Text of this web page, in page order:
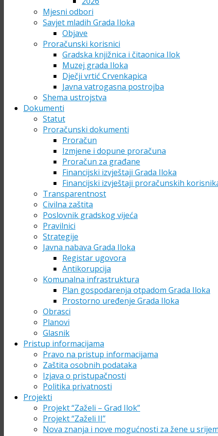
Mjesni odbori
Savjet mladih Grada Iloka
Objave
Proračunski korisnici
Gradska knjižnica i čitaonica Ilok
Muzej grada Iloka
Dječji vrtić Crvenkapica
Javna vatrogasna postrojba
Shema ustrojstva
Dokumenti
Statut
Proračunski dokumenti
Proračun
Izmjene i dopune proračuna
Proračun za građane
Financijski izvještaji Grada Iloka
Financijski izvještaji proračunskih
Transparentnost
Civilna zaštita
Poslovnik gradskog vijeća
Pravilnici
Strategije
Javna nabava Grada Iloka
Registar ugovora
Antikorupcija
Komunalna infrastruktura
Plan gospodarenja otpadom Grada Iloka
Prostorno uređenje Grada Iloka
Obrasci
Planovi
Glasnik
Pristup informacijama
Pravo na pristup informacijama
Zaštita osobnih podataka
Izjava o pristupačnosti
Politika privatnosti
Projekti
Projekt “Zaželi – Grad Ilok”
Projekt “Zaželi II”
Nova znanja i nove mogućnosti za žene u